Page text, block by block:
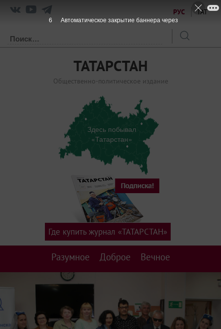
РУС ТАТ
ТАТАРСТАН
Общественно-политическое издание
Здесь побывал
«Татарстан»
Разумное Доброе Вечное
Где купить журнал «ТАТАРСТАН»
5 Автоматическое закрытие баннера через